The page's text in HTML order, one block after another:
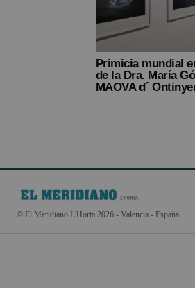
Primicia mundial
de la Dra. María
MAOVA d´
© El Meridiano L'Horta 2026 - Valencia - España